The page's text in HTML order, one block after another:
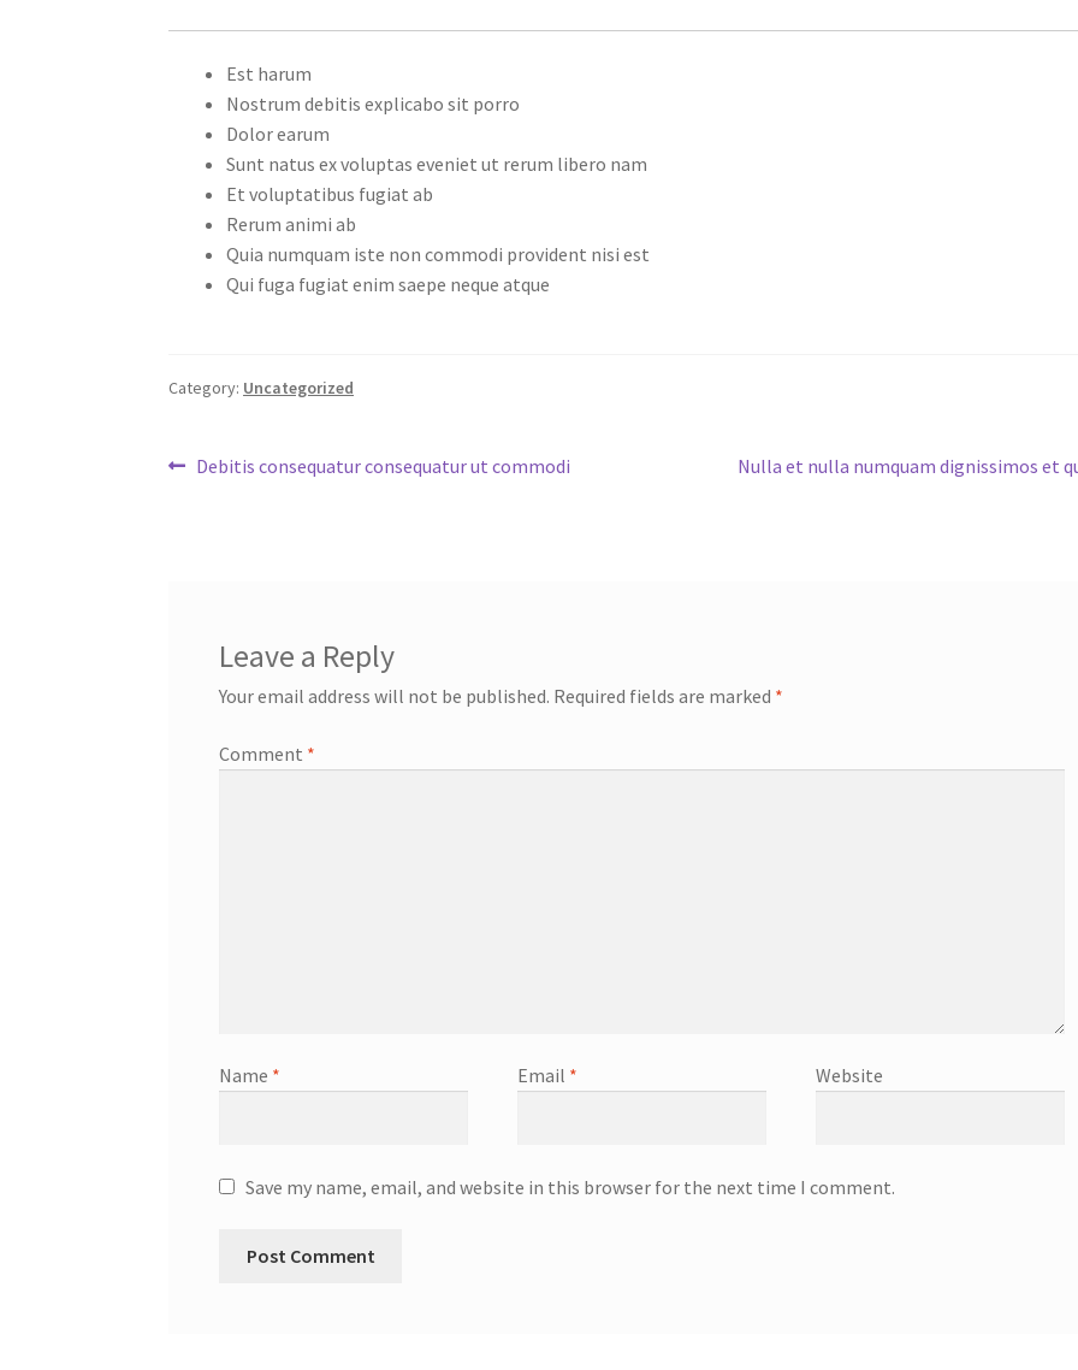
Est harum
Nostrum debitis explicabo sit porro
Dolor earum
Sunt natus ex voluptas eveniet ut rerum libero nam
Et voluptatibus fugiat ab
Rerum animi ab
Quia numquam iste non commodi provident nisi est
Qui fuga fugiat enim saepe neque atque
Category: Uncategorized
Post
Previous
Debitis consequatur consequatur ut commodi
Next
Nulla et nulla numquam dignissimos et
Leave a Reply
Your email address will not be published. Required fields are marked *
Comment *
Name * Email * Website
Save my name, email, and website in this browser for the next time I comment.